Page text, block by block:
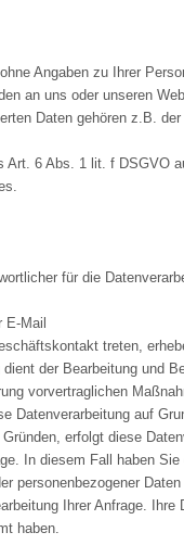
Angaben zu Ihrer
an uns oder unseren
Daten gehören z.B.
Art. 6 Abs. 1 lit. f DSGVO
für die
E-Mail
treten,
der Bearbeitung und
vorvertraglichen
Datenverarbeitung auf
erfolgt diese
In diesem Fall haben
personenbezogener
Ihrer Anfrage.
haben.